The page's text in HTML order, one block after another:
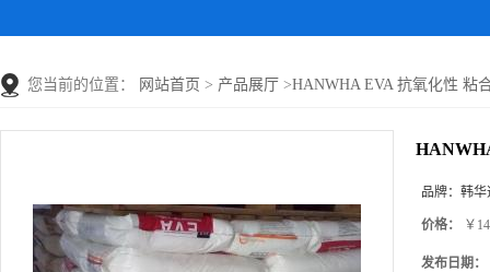
您当前的位置： 网站首页 > 产品展厅 >HANWHA EVA 抗氧化性 粘
品牌： 韩华
价格： ￥
发布日期：